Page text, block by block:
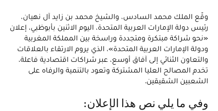
وقّع الملك محمد السادس، والشيخ محمد بن زايد آل نهيان،
رئيس دولة الإمارات العربية المتحدة، اليوم الاثنين بأبوظبي، إعلان
«نحو شراكة مبتكرة ومتجددة وراسخة بين المملكة المغربية
ودولة الإمارات العربية المتحدة»، الذي يروم الارتقاء بالعلاقات
والتعاون الثنائي إلى آفاق أوسع، عبر شراكات اقتصادية فاعلة،
تخدم المصالح العليا المشتركة وتعود بالتنمية والرفاه على
الشعبين الشقيقين.
وفي ما يلي نص هذا الإعلان: